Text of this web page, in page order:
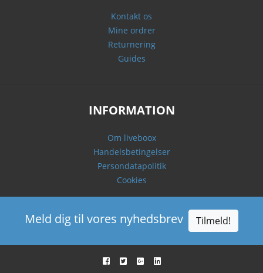
Kontakt os
Mine ordrer
Returnering
Guides
INFORMATION
Om liveboox
Handelsbetingelser
Persondatapolitik
Cookies
Meld dig til vores nyhedsbrev Tilmeld!